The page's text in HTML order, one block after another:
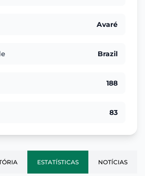
Avaré
Brazil
188
83
ESTATÍSTICAS NOTÍCIAS